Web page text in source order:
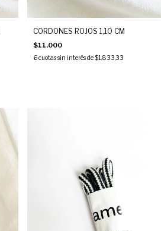
CORDONES ROJOS 1,10 CM
$11.000
6cuotas sin interés de$1.833,33